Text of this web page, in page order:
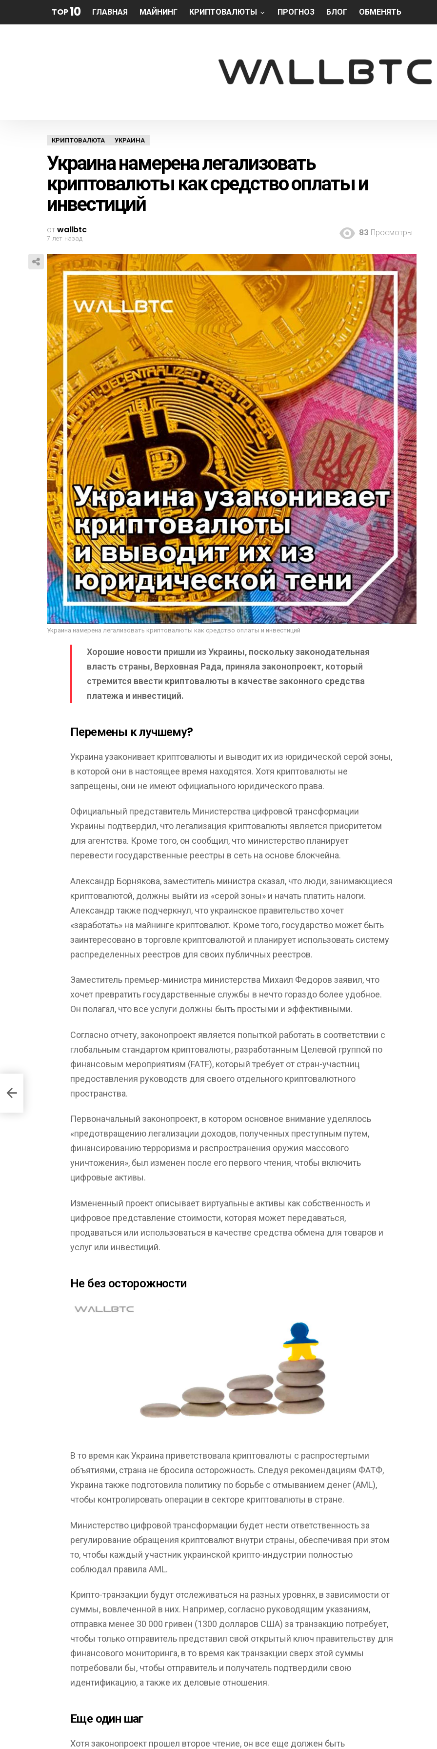
TOP10 ГЛАВНАЯ МАЙНИНГ КРИПТОВАЛЮТЫ ПРОГНОЗ БЛОГ ОБМЕНЯТЬ
КРИПТОВАЛЮТА УКРАИНА
Украина намерена легализовать
криптовалюты как средство оплаты и
инвестиций
отwallbtc
7 лет назад
83 Просмотры
Украина намерена легализовать криптовалюты как средство оплаты и инвестиций
Хорошие новости пришли из Украины, поскольку законодательная
власть страны, Верховная Рада, приняла законопроект, который
стремится ввести криптовалюты в качестве законного средства
платежа и инвестиций.
Перемены к лучшему?
Украина узаконивает криптовалюты и выводит их из юридической серой зоны,
в которой они в настоящее время находятся. Хотя криптовалюты не
запрещены, они не имеют официального юридического права.
Официальный представитель Министерства цифровой трансформации
Украины подтвердил, что легализация криптовалюты является приоритетом
для агентства. Кроме того, он сообщил, что министерство планирует
перевести государственные реестры в сеть на основе блокчейна.
Александр Борнякова, заместитель министра сказал, что люди, занимающиеся
криптовалютой, должны выйти из «серой зоны» и начать платить налоги.
Александр также подчеркнул, что украинское правительство хочет
«заработать» на майнинге криптовалют. Кроме того, государство может быть
заинтересовано в торговле криптовалютой и планирует использовать систему
распределенных реестров для своих публичных реестров.
Заместитель премьер-министра министерства Михаил Федоров заявил, что
хочет превратить государственные службы в нечто гораздо более удобное.
Он полагал, что все услуги должны быть простыми и эффективными.
Согласно отчету, законопроект является попыткой работать в соответствии с
глобальным стандартом криптовалюты, разработанным Целевой группой по
финансовым мероприятиям (FATF), который требует от стран-участниц
предоставления руководств для своего отдельного криптовалютного
пространства.
Первоначальный законопроект, в котором основное внимание уделялось
«предотвращению легализации доходов, полученных преступным путем,
финансированию терроризма и распространения оружия массового
уничтожения», был изменен после его первого чтения, чтобы включить
цифровые активы.
Измененный проект описывает виртуальные активы как собственность и
цифровое представление стоимости, которая может передаваться,
продаваться или использоваться в качестве средства обмена для товаров и
услуг или инвестиций.
Не без осторожности
В то время как Украина приветствовала криптовалюты с распростертыми
объятиями, страна не бросила осторожность. Следуя рекомендациям ФАТФ,
Украина также подготовила политику по борьбе с отмыванием денег (AML),
чтобы контролировать операции в секторе криптовалюты в стране.
Министерство цифровой трансформации будет нести ответственность за
регулирование обращения криптовалют внутри страны, обеспечивая при этом
то, чтобы каждый участник украинской крипто-индустрии полностью
соблюдал правила AML.
Крипто-транзакции будут отслеживаться на разных уровнях, в зависимости от
суммы, вовлеченной в них. Например, согласно руководящим указаниям,
отправка менее 30 000 гривен (1300 долларов США) за транзакцию потребует,
чтобы только отправитель представил свой открытый ключ правительству для
финансового мониторинга, в то время как транзакции сверх этой суммы
потребовали бы, чтобы отправитель и получатель подтвердили свою
идентификацию, а также их деловые отношения.
Еще один шаг
Хотя законопроект прошел второе чтение, он все еще должен быть